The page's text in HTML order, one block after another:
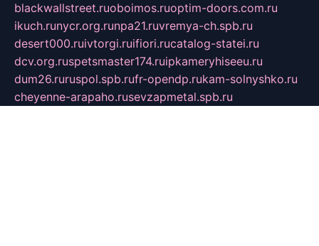
blackwallstreet.ruoboimos.ruoptim-doors.com.ru
ikuch.runycr.org.runpa21.ruvremya-ch.spb.ru
desert000.ruivtorgi.ruifiori.rucatalog-statei.ru
dcv.org.ruspetsmaster174.ruipkameryhiseeu.ru
dum26.ruruspol.spb.rufr-opendp.rukam-solnyshko.ru
cheyenne-arapaho.rusevzapmetal.spb.ru